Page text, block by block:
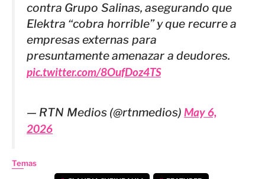
contra Grupo Salinas, asegurando que
Elektra “cobra horrible” y que recurre a
empresas externas para
presuntamente amenazar a deudores.
pic.twitter.com/8OufDoz4TS
— RTN Medios (@rtnmedios)May 6,
2026
Temas